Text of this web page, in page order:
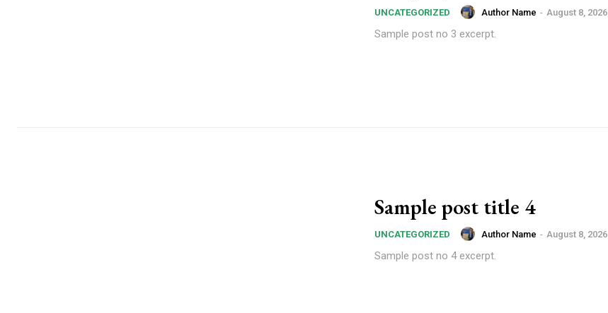
UNCATEGORIZED Author Name - August 8, 2026
Sample post no 3 excerpt.
Sample post title 4
UNCATEGORIZED Author Name - August 8, 2026
Sample post no 4 excerpt.